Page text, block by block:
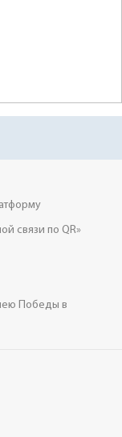
связи по QR»
Победы в